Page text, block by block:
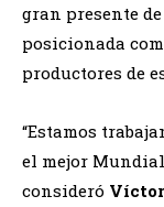
gran presente
posicionada
productores de
“Estamos
el mejor
consideró